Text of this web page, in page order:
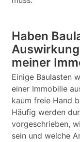
Haben
meiner
Einige Baulasten
einer Immobilie
kaum freie Hand
Häufig werden
vorgeschrieben,
sein und welche